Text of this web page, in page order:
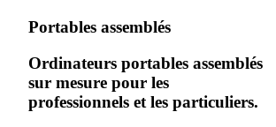
Portables assemblés
Ordinateurs portables assemblés
sur mesure pour les
professionnels et les particuliers.